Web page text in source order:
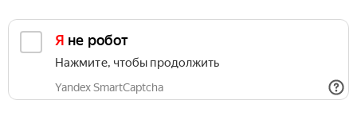
Я не робот
Нажмите, чтобы продолжить
Yandex SmartCaptcha